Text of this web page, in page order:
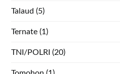
Talaud (5)
Ternate (1)
TNI/POLRI (20)